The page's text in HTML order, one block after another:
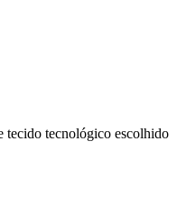
tecido tecnológico escolhido